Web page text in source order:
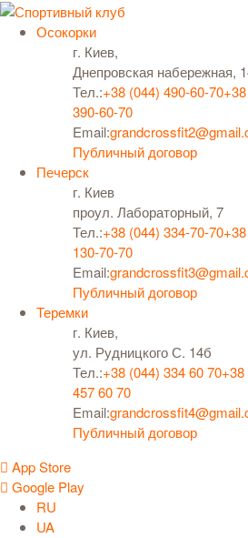
Осокорки
г. Киев,
Днепровская набережная,
Тел.:+38 (044) 490-60-70
390-60-70
Email:
Публичный договор
Печерск
г. Киев
проул. Лабораторный, 7
Тел.:+38 (044) 334-70-70
130-70-70
Email:
Публичный договор
Теремки
г. Киев,
ул. Рудницкого С. 14б
Тел.:+38 (044) 334 60 70
457 60 70
Email:
Публичный договор
App Store
Google Play
RU
UA